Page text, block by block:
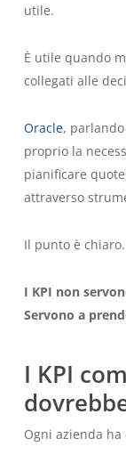
utile.
È utile quando
collegati alle
Oracle,
proprio la
pianificare
attraverso
Il punto è chiaro.
I KPI non
Servono a
I KPI
Ogni azienda